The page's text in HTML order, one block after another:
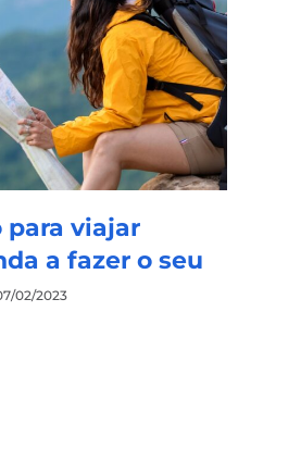
viajar
a fazer o seu
02/2023